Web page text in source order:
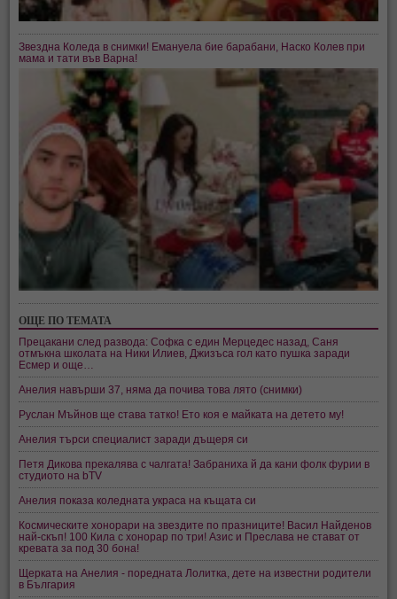
Звездна Коледа в снимки! Емануела бие барабани, Наско Колев при
мама и тати във Варна!
ОЩЕ ПО ТЕМАТА
Прецакани след развода: Софка с един Мерцедес назад, Саня
отмъкна школата на Ники Илиев, Джизъса гол като пушка заради
Есмер и още…
Анелия навърши 37, няма да почива това лято (снимки)
Руслан Мъйнов ще става татко! Ето коя е майката на детето му!
Анелия търси специалист заради дъщеря си
Петя Дикова прекалява с чалгата! Забраниха й да кани фолк фурии в
студиото на bTV
Анелия показа коледната украса на къщата си
Космическите хонорари на звездите по празниците! Васил Найденов
най-скъп! 100 Кила с хонорар по три! Азис и Преслава не стават от
кревата за под 30 бона!
Щерката на Анелия - поредната Лолитка, дете на известни родители
в България